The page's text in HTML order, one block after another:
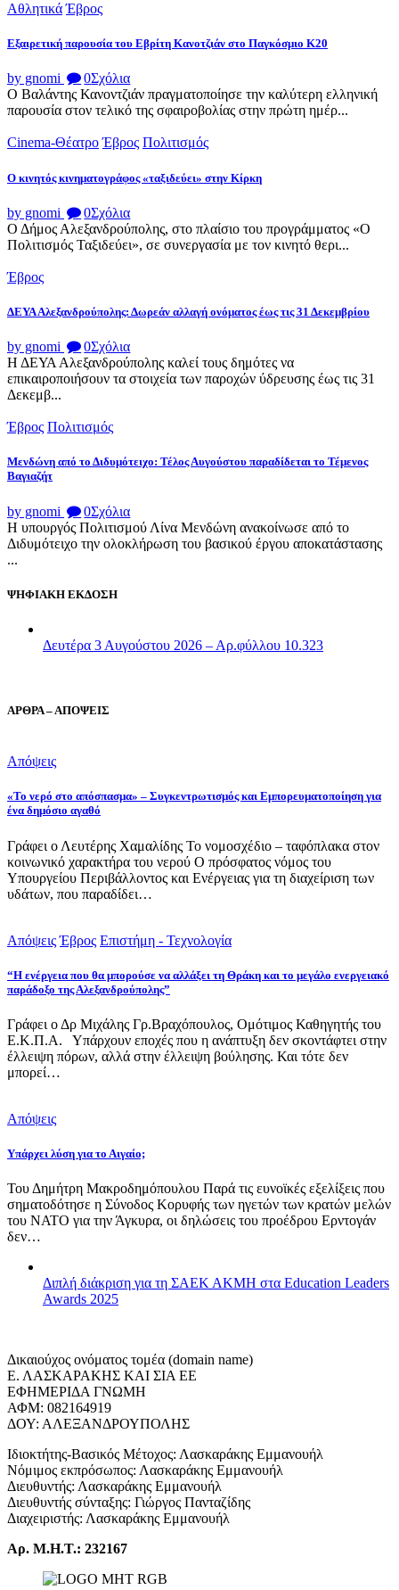
Αθλητικά Έβρος
Εξαιρετική παρουσία του Εβρίτη Κανοτζιάν στο Παγκόσμιο Κ20
by gnomi 0Σχόλια
Ο Βαλάντης Κανοντζιάν πραγματοποίησε την καλύτερη ελληνική
παρουσία στον τελικό της σφαιροβολίας στην πρώτη ημέρ...
Cinema-Θέατρο Έβρος Πολιτισμός
Ο κινητός κινηματογράφος «ταξιδεύει» στην Κίρκη
by gnomi 0Σχόλια
Ο Δήμος Αλεξανδρούπολης, στο πλαίσιο του προγράμματος «Ο
Πολιτισμός Ταξιδεύει», σε συνεργασία με τον κινητό θερι...
Έβρος
ΔΕΥΑ Αλεξανδρούπολης: Δωρεάν αλλαγή ονόματος έως τις 31 Δεκεμβρίου
by gnomi 0Σχόλια
Η ΔΕΥΑ Αλεξανδρούπολης καλεί τους δημότες να
επικαιροποιήσουν τα στοιχεία των παροχών ύδρευσης έως τις 31
Δεκεμβ...
Έβρος Πολιτισμός
Μενδώνη από το Διδυμότειχο: Τέλος Αυγούστου παραδίδεται το Τέμενος
Βαγιαζήτ
by gnomi 0Σχόλια
Η υπουργός Πολιτισμού Λίνα Μενδώνη ανακοίνωσε από το
Διδυμότειχο την ολοκλήρωση του βασικού έργου αποκατάστασης
...
ΨΗΦΙΑΚΗ ΕΚΔΟΣΗ
Δευτέρα 3 Αυγούστου 2026 – Αρ.φύλλου 10.323
ΑΡΘΡΑ – ΑΠΟΨΕΙΣ
Απόψεις
«Το νερό στο απόσπασμα» – Συγκεντρωτισμός και Εμπορευματοποίηση για
ένα δημόσιο αγαθό
Γράφει ο Λευτέρης Χαμαλίδης Το νομοσχέδιο – ταφόπλακα στον
κοινωνικό χαρακτήρα του νερού Ο πρόσφατος νόμος του
Υπουργείου Περιβάλλοντος και Ενέργειας για τη διαχείριση των
υδάτων, που παραδίδει…
Απόψεις Έβρος Επιστήμη - Τεχνολογία
“Η ενέργεια που θα μπορούσε να αλλάξει τη Θράκη και το μεγάλο ενεργειακό
παράδοξο της Αλεξανδρούπολης”
Γράφει ο Δρ Μιχάλης Γρ.Βραχόπουλος, Ομότιμος Καθηγητής του
Ε.Κ.Π.Α. Υπάρχουν εποχές που η ανάπτυξη δεν σκοντάφτει στην
έλλειψη πόρων, αλλά στην έλλειψη βούλησης. Και τότε δεν
μπορεί…
Απόψεις
Υπάρχει λύση για το Αιγαίο;
Του Δημήτρη Μακροδημόπουλου Παρά τις ευνοϊκές εξελίξεις που
σηματοδότησε η Σύνοδος Κορυφής των ηγετών των κρατών μελών
του ΝΑΤΟ για την Άγκυρα, οι δηλώσεις του προέδρου Ερντογάν
δεν…
Διπλή διάκριση για τη ΣΑΕΚ ΑΚΜΗ στα Education Leaders
Awards 2025
Δικαιούχος ονόματος τομέα (domain name)
Ε. ΛΑΣΚΑΡΑΚΗΣ ΚΑΙ ΣΙΑ ΕΕ
ΕΦΗΜΕΡΙΔΑ ΓΝΩΜΗ
ΑΦΜ: 082164919
ΔΟΥ: ΑΛΕΞΑΝΔΡΟΥΠΟΛΗΣ
Ιδιοκτήτης-Βασικός Μέτοχος: Λασκαράκης Εμμανουήλ
Νόμιμος εκπρόσωπος: Λασκαράκης Εμμανουήλ
Διευθυντής: Λασκαράκης Εμμανουήλ
Διευθυντής σύνταξης: Γιώργος Πανταζίδης
Διαχειριστής: Λασκαράκης Εμμανουήλ
Αρ. Μ.Η.Τ.: 232167